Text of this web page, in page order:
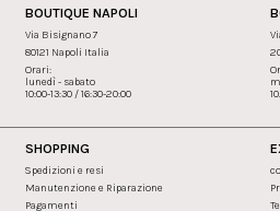
BOUTIQUE NAPOLI
Via Bisignano 7
80121 Napoli Italia
Orari:
lunedì - sabato
10:00-13:30 / 16:30-20:00
SHOPPING
Spedizioni e resi
Manutenzione e Riparazione
Pagamenti